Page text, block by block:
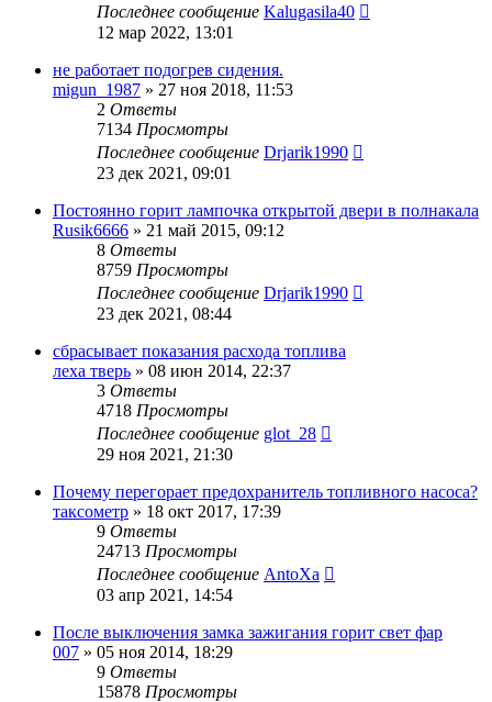
Последнее сообщение Kalugasila40
12 мар 2022, 13:01
не работает подогрев сидения.
migun_1987 » 27 ноя 2018, 11:53
2 Ответы
7134 Просмотры
Последнее сообщение Drjarik1990
23 дек 2021, 09:01
Постоянно горит лампочка открытой двери в полнакала
Rusik6666 » 21 май 2015, 09:12
8 Ответы
8759 Просмотры
Последнее сообщение Drjarik1990
23 дек 2021, 08:44
сбрасывает показания расхода топлива
леха тверь » 08 июн 2014, 22:37
3 Ответы
4718 Просмотры
Последнее сообщение glot_28
29 ноя 2021, 21:30
Почему перегорает предохранитель топливного насоса?
таксометр » 18 окт 2017, 17:39
9 Ответы
24713 Просмотры
Последнее сообщение AntoXa
03 апр 2021, 14:54
После выключения замка зажигания горит свет фар
007 » 05 ноя 2014, 18:29
9 Ответы
15878 Просмотры